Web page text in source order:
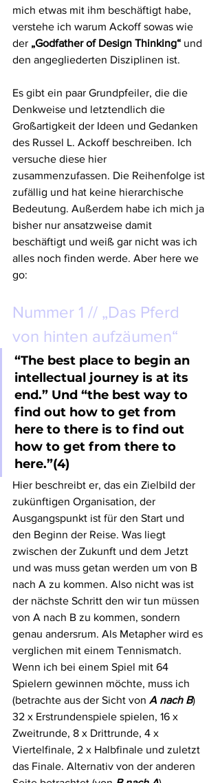
mich etwas mit ihm beschäftigt habe,
verstehe ich warum Ackoff sowas wie
der „Godfather of Design Thinking“ und
den angegliederten Disziplinen ist.
Es gibt ein paar Grundpfeiler, die die
Denkweise und letztendlich die
Großartigkeit der Ideen und Gedanken
des Russel L. Ackoff beschreiben. Ich
versuche diese hier
zusammenzufassen. Die Reihenfolge ist
zufällig und hat keine hierarchische
Bedeutung. Außerdem habe ich mich ja
bisher nur ansatzweise damit
beschäftigt und weiß gar nicht was ich
alles noch finden werde. Aber here we
go:
Nummer 1 // „Das Pferd
von hinten aufzäumen“
“The best place to begin an
intellectual journey is at its
end.” Und “the best way to
find out how to get from
here to there is to find out
how to get from there to
here.”(4)
Hier beschreibt er, das ein Zielbild der
zukünftigen Organisation, der
Ausgangspunkt ist für den Start und
den Beginn der Reise. Was liegt
zwischen der Zukunft und dem Jetzt
und was muss getan werden um von B
nach A zu kommen. Also nicht was ist
der nächste Schritt den wir tun müssen
von A nach B zu kommen, sondern
genau andersrum. Als Metapher wird es
verglichen mit einem Tennismatch.
Wenn ich bei einem Spiel mit 64
Spielern gewinnen möchte, muss ich
(betrachte aus der Sicht von A nach B)
32 x Erstrundenspiele spielen, 16 x
Zweitrunde, 8 x Drittrunde, 4 x
Viertelfinale, 2 x Halbfinale und zuletzt
das Finale. Alternativ von der anderen